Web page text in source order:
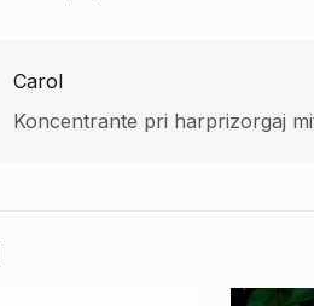
Carol
Koncentrante pri harprizorgaj